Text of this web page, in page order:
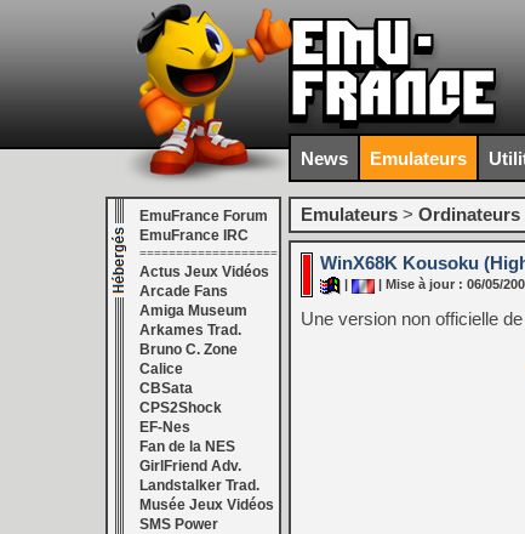
News Emulateurs
EmuFrance Forum
EmuFrance IRC
===================
Actus Jeux Vidéos
Arcade Fans
Amiga Museum
Arkames Trad.
Bruno C. Zone
Calice
CBSata
CPS2Shock
EF-Nes
Fan de la NES
GirlFriend Adv.
Landstalker Trad.
Musée Jeux Vidéos
SMS Power
Emulateurs > Ordinateurs
WinX68K Kousoku
| Mise à jour : 06/05/
Une version non officielle